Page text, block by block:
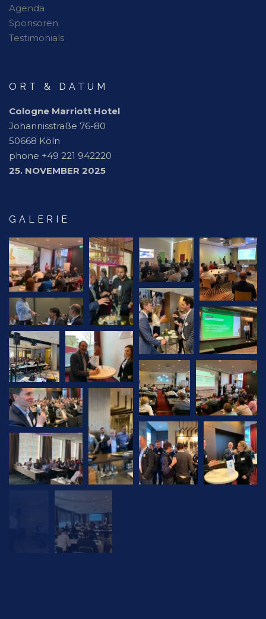
Agenda
Sponsoren
Testimonials
ORT & DATUM
Cologne Marriott Hotel
Johannisstraße 76-80
50668 Köln
phone +49 221 942220
25. NOVEMBER 2025
GALERIE